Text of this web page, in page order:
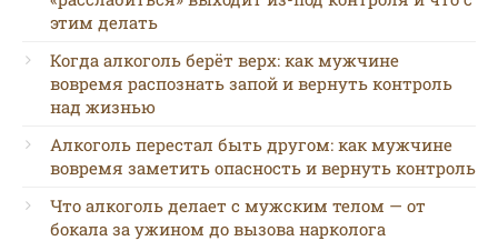
этим делать
Когда алкоголь берёт верх: как мужчине
вовремя распознать запой и вернуть контроль
над жизнью
Алкоголь перестал быть другом: как мужчине
вовремя заметить опасность и вернуть контроль
Что алкоголь делает с мужским телом — от
бокала за ужином до вызова нарколога